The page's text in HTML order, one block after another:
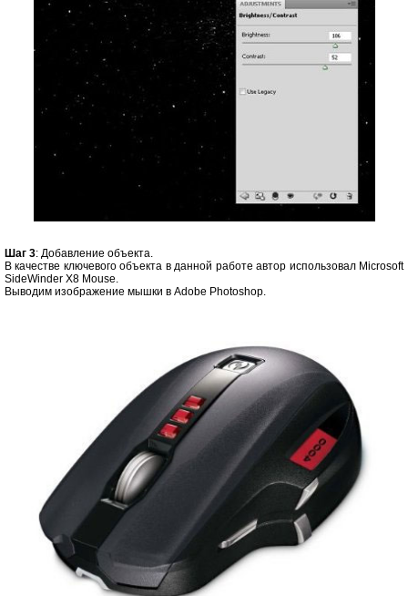
Шаг 3: Добавление объекта.
В качестве ключевого объекта в данной работе автор использовал Microsoft
SideWinder X8 Mouse.
Выводим изображение мышки в Adobe Photoshop.